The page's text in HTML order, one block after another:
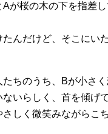
が桜の木の下を指差
んだけど、そこにい
ちのうち、Bが小さく
いらしく、首を傾げて
しく微笑みながらこ